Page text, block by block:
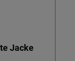
Jacke